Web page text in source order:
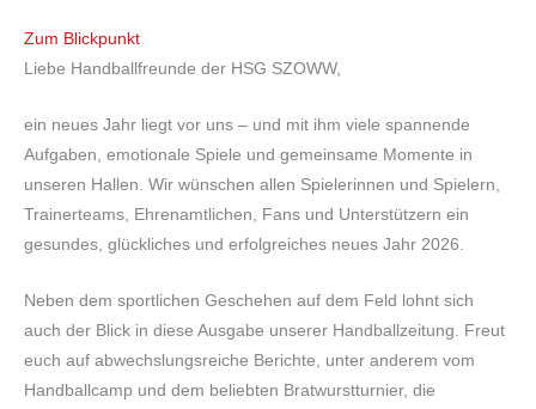
Zum Blickpunkt
Liebe Handballfreunde der HSG SZOWW,
ein neues Jahr liegt vor uns – und mit ihm viele spannende
Aufgaben, emotionale Spiele und gemeinsame Momente in
unseren Hallen. Wir wünschen allen Spielerinnen und Spielern,
Trainerteams, Ehrenamtlichen, Fans und Unterstützern ein
gesundes, glückliches und erfolgreiches neues Jahr 2026.
Neben dem sportlichen Geschehen auf dem Feld lohnt sich
auch der Blick in diese Ausgabe unserer Handballzeitung. Freut
euch auf abwechslungsreiche Berichte, unter anderem vom
Handballcamp und dem beliebten Bratwurstturnier, die